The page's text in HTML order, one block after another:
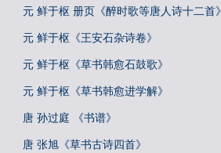
元 鲜于枢 册页《醉时歌等唐人诗十二首》
元 鲜于枢《王安石杂诗卷》
元 鲜于枢《草书韩愈石鼓歌》
元 鲜于枢《草书韩愈进学解》
唐 孙过庭 《书谱》
唐 张旭《草书古诗四首》